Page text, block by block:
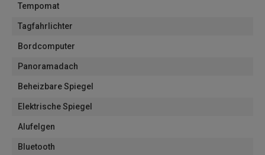
Tempomat
Tagfahrlichter
Bordcomputer
Panoramadach
Beheizbare Spiegel
Elektrische Spiegel
Alufelgen
Bluetooth